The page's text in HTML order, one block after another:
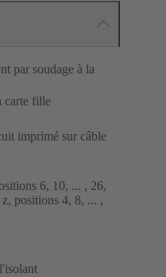
par soudage à la
carte fille
imprimé sur câble
6, 10, ... , 26,
z, positions 4, 8, ... ,